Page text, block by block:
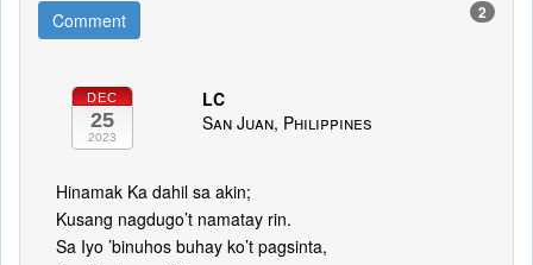
Comment 2
DEC
25
2023
LC
San Juan, Philippines
Hinamak Ka dahil sa akin;
Kusang nagdugo’t namatay rin.
Sa Iyo ’binuhos buhay ko’t pagsinta,